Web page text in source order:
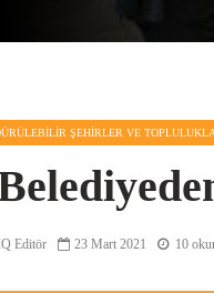
ŞEHIRLER VE
Editör 23 Mart 2021 10